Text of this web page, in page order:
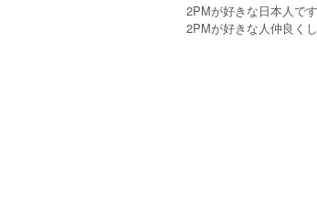
2PMが好きな日本人です
2PMが好きな人仲良くし